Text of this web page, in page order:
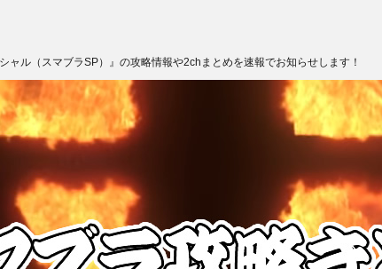
ル（スマブラSP）』の攻略情報や2chまとめを速報でお知らせします！